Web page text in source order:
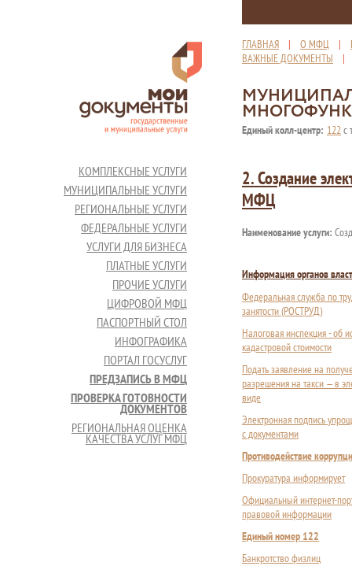
ГЛАВНАЯ | О МФЦ |
ВАЖНЫЕ ДОКУМЕНТЫ
Единый колл-центр: 122с
КОМПЛЕКСНЫЕ УСЛУГИ
МУНИЦИПАЛЬНЫЕ УСЛУГИ
РЕГИОНАЛЬНЫЕ УСЛУГИ
ФЕДЕРАЛЬНЫЕ УСЛУГИ
УСЛУГИ ДЛЯ БИЗНЕСА
ПЛАТНЫЕ УСЛУГИ
ПРОЧИЕ УСЛУГИ
ЦИФРОВОЙ МФЦ
ПАСПОРТНЫЙ СТОЛ
ИНФОГРАФИКА
ПОРТАЛ ГОСУСЛУГ
ПРЕДЗАПИСЬ В МФЦ
ПРОВЕРКА ГОТОВНОСТИ
ДОКУМЕНТОВ
РЕГИОНАЛЬНАЯ ОЦЕНКА
КАЧЕСТВА УСЛУГ МФЦ
2. Создание
МФЦ
Наименование услуги:
Информация органов
Федеральная служба по
занятости (РОСТРУД)
Налоговая инспекция - об
кадастровой стоимости
Подать заявление на
разрешения на такси — в
виде
Электронная подпись
с документами
Противодействие
Прокуратура информирует
Официальный интернет-
правовой информации
Единый номер 122
Банкротство физлиц